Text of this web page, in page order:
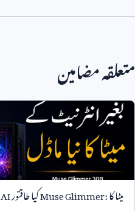
متعلقہ مضامین
میٹا کاMuse Glimmer:کیا طاقتورAI